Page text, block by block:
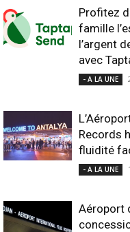
Profitez
famille
l’argent
avec
- A LA UNE
Records
fluidité
- A LA UNE
Aéroport